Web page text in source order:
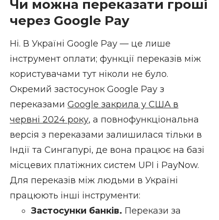
Чи можна переказати гроші
через Google Pay
Ні. В Україні Google Pay — це лише
інструмент оплати; функції переказів між
користувачами тут ніколи не було.
Окремий застосунок Google Pay з
переказами Google закрила у США в
червні 2024 року, а повнофункціональна
версія з переказами залишилася тільки в
Індії та Сингапурі, де вона працює на базі
місцевих платіжних систем UPI і PayNow.
Для переказів між людьми в Україні
працюють інші інструменти:
Застосунки банків. Перекази за